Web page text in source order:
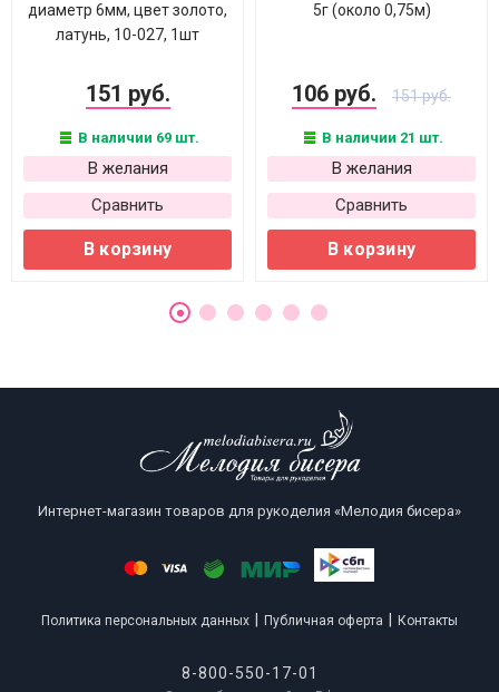
диаметр 6мм, цвет золото,
латунь, 10-027, 1шт
151 руб.
В наличии 69 шт.
В желания
Сравнить
В корзину
5г (около 0,75м)
106 руб. 151 руб.
В наличии 21 шт.
В желания
Сравнить
В корзину
Интернет-магазин товаров для рукоделия «Мелодия бисера»
Политика персональных данных Публичная оферта Контакты
8-800-550-17-01